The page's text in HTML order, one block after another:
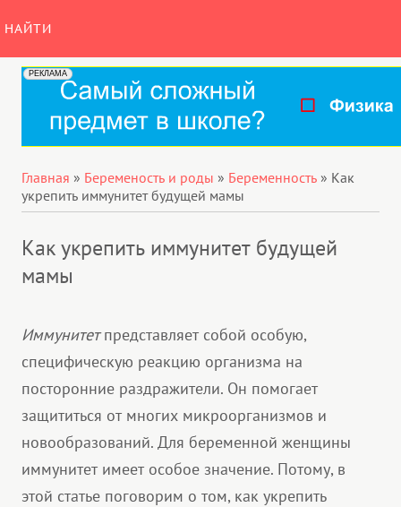
НАЙТИ
Главная » Беременость и роды » Беременность » Как
укрепить иммунитет будущей мамы
Как укрепить иммунитет будущей
мамы
Иммунитетпредставляет собой особую,
специфическую реакцию организма на
посторонние раздражители. Он помогает
защититься от многих микроорганизмов и
новообразований. Для беременной женщины
иммунитет имеет особое значение. Потому, в
этой статье поговорим о том, как укрепить